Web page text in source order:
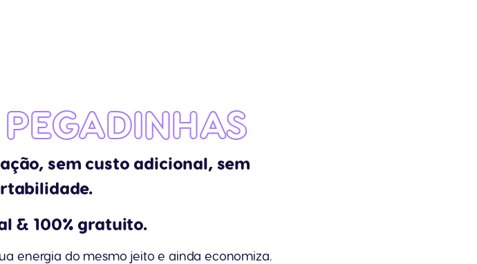
sem custo adicional, sem
& 100% gratuito.
energia do mesmo jeito e ainda economiza.